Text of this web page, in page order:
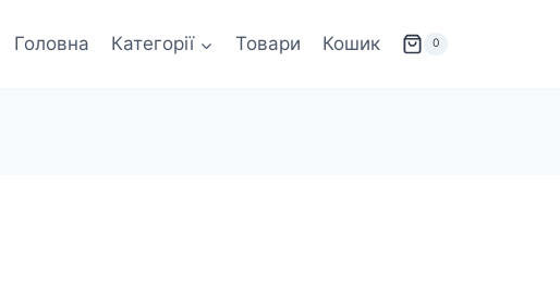
Головна Категорії Товари Кошик 0